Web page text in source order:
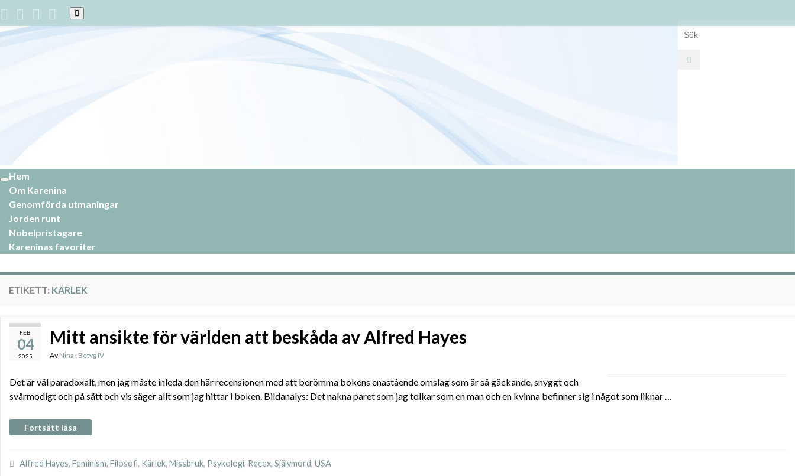
Slå
på/av
Search for:
Slå
på/av
navigering
KARENINA.SE
Tänk innan du talar, läs innan du tänker!
Hem
Om Karenina
Genomförda utmaningar
Jorden runt
Nobelpristagare
Kareninas favoriter
ETIKETT: KÄRLEK
FEB
04
2025
Mitt ansikte för världen att beskåda av Alfred Hayes
Av Nina i Betyg IV
Det är väl paradoxalt, men jag måste inleda den här recensionen med att berömma bokens enastående omslag som är så gäckande, snyggt och
svårmodigt och på sätt och vis säger allt som jag hittar i boken. Bildanalys: Det nakna paret som jag tolkar som en man och en kvinna befinner sig i något som liknar …
Fortsätt läsa
Alfred Hayes, Feminism, Filosofi, Kärlek, Missbruk, Psykologi, Recex, Självmord, USA